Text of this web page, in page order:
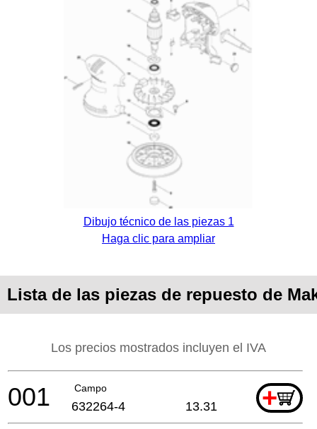
Dibujo técnico de las piezas 1
Haga clic para ampliar
Lista de las piezas de repuesto de
Los precios mostrados incluyen el IVA
Campo +
001 632264-4 13.31